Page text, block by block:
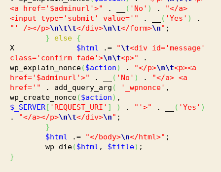
<a href='$adminurl'>"
. __ ( 'No' ) .
"</a>
<input type='submit' value='"
. __ ( 'Yes' )
.
"' /></p>\n\t\t</div>\n\t</form>\n" ;
}
else {
X $html .= "\t<div id='message'
class='confirm fade'>\n\t<p>"
.
wp_explain_nonce($action) . "</p>\n\t<p><a
href='$adminurl'>"
. __ ( 'No' ) .
"</a> <a
href='"
. add_query_arg ( '_wpnonce' ,
wp_create_nonce($action) ,
$_SERVER[ 'REQUEST_URI' ] ) . "'>" . __ ( 'Yes' )
.
"</a></p>\n\t</div>\n" ;
}
$html
.= "</body>\n</html>" ;
wp_die($html , $title) ;
}